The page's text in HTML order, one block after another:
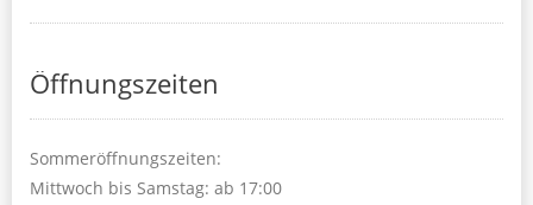
Öffnungszeiten
Sommeröffnungszeiten:
Mittwoch bis Samstag: ab 17:00